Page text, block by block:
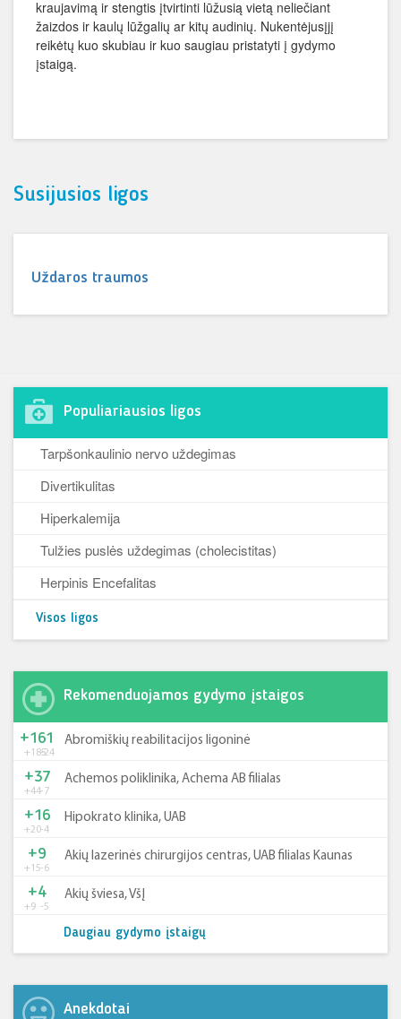
kraujavimą ir stengtis įtvirtinti lūžusią vietą neliečiant
žaizdos ir kaulų lūžgalių ar kitų audinių. Nukentėjusįjį
reikėtų kuo skubiau ir kuo saugiau pristatyti į gydymo
įstaigą.
Susijusios ligos
Uždaros traumos
Populiariausios ligos
Tarpšonkaulinio nervo uždegimas
Divertikulitas
Hiperkalemija
Tulžies puslės uždegimas (cholecistitas)
Herpinis Encefalitas
Visos ligos
Rekomenduojamos gydymo įstaigos
+185-24
+161 Abromiškių reabilitacijos ligoninė
+44-7
+37 Achemos poliklinika, Achema AB filialas
+20-4
+16 Hipokrato klinika, UAB
+15-6
+9 Akių lazerinės chirurgijos centras, UAB filialas Kaunas
+9 -5
+4 Akių šviesa, VšĮ
Daugiau gydymo įstaigų
Anekdotai